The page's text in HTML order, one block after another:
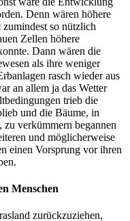
Denn wären höhere
so nützlich
Zellen höhere
Dann wären die
als ihre weniger
rasch wieder aus
an allem ja das Wetter
trieb die
und die Bäume, in
zu verkümmern begannen
und möglicherweise
einen Vorsprung vor ihren
Menschen
zurückzuziehen,